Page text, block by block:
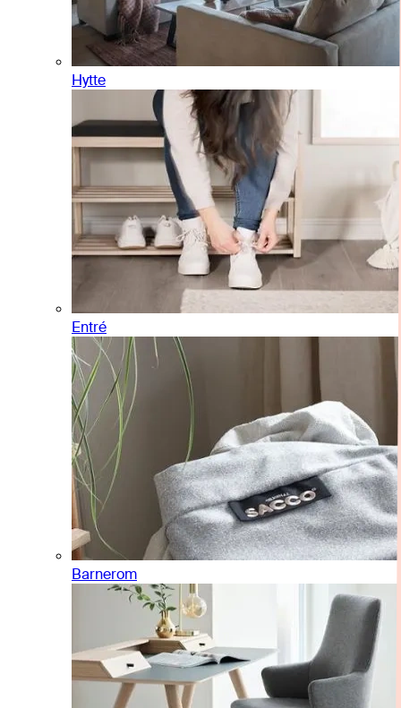
Hytte
Entré
Barnerom